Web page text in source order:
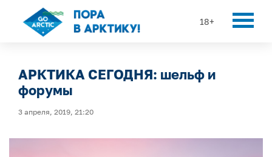
18+
АРКТИКА СЕГОДНЯ: шельф и
форумы
3 апреля, 2019, 21:20